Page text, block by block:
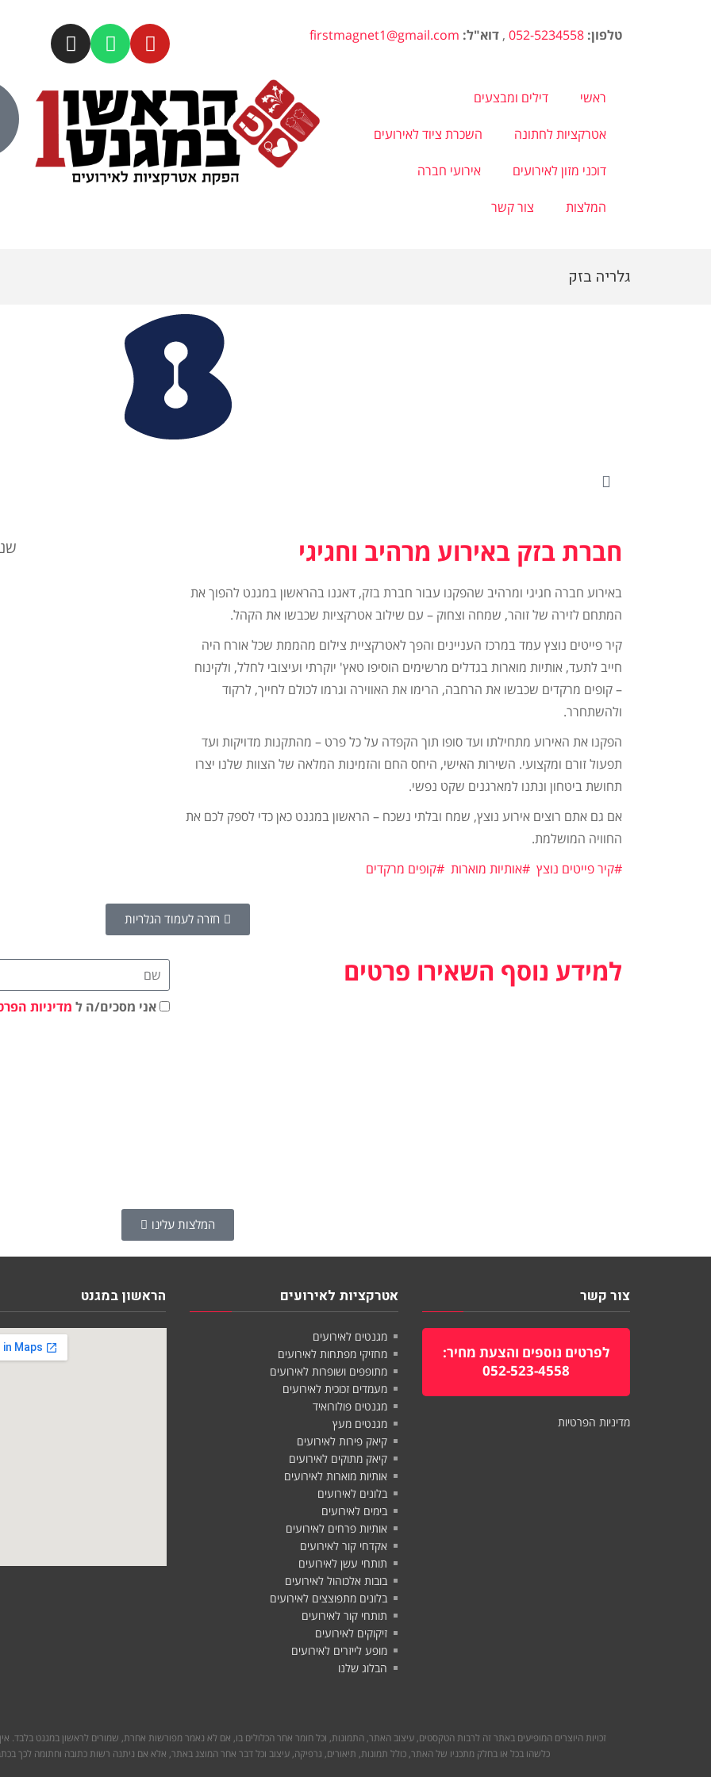
טלפון: 052-5234558
, דוא"ל: firstmagnet1@gmail.com
ראשי דילים ומבצעים
אטרקציות לחתונה השכרת ציוד לאירועים
דוכני מזון לאירועים אירועי חברה
המלצות צור קשר
גלריה בזק
חברת בזק באירוע מרהיב וחגיגי
באירוע חברה חגיגי ומרהיב שהפקנו עבור חברת בזק, דאגנו בהראשון במגנט להפוך את
המתחם לזירה של זוהר, שמחה וצחוק – עם שילוב אטרקציות שכבשו את הקהל.
קיר פייטים נוצץ עמד במרכז העניינים והפך לאטרקציית צילום מהממת שכל אורח היה
חייב לתעד, אותיות מוארות בגדלים מרשימים הוסיפו טאץ' יוקרתי ועיצובי לחלל, ולקינוח
– קופים מרקדים שכבשו את הרחבה, הרימו את האווירה וגרמו לכולם לחייך, לרקוד
ולהשתחרר.
הפקנו את האירוע מתחילתו ועד סופו תוך הקפדה על כל פרט – מהתקנות מדויקות ועד
תפעול זורם ומקצועי. השירות האישי, היחס החם והזמינות המלאה של הצוות שלנו יצרו
תחושת ביטחון ונתנו למארגנים שקט נפשי.
אם גם אתם רוצים אירוע נוצץ, שמח ובלתי נשכח – הראשון במגנט כאן כדי לספק לכם את
החוויה המושלמת.
#קיר פייטים נוצץ #אותיות מוארות #קופים מרקדים
חזרה לעמוד הגלריות
למידע נוסף השאירו פרטים
אני מסכים/ה ל מדיניות
המלצות עלינו
צור קשר
לפרטים נוספים והצעת מחיר:
052-523-4558
מדיניות הפרטיות
אטרקציות לאירועים
מגנטים לאירועים
מחזיקי מפתחות לאירועים
מתופפים ושופרות לאירועים
מעמדים זכוכית לאירועים
מגנטים פולורואיד
מגנטים מעץ
קיאק פירות לאירועים
קיאק מתוקים לאירועים
אותיות מוארות לאירועים
בלונים לאירועים
בימים לאירועים
אותיות פרחים לאירועים
אקדחי קור לאירועים
תותחי עשן לאירועים
בובות אלכוהול לאירועים
בלונים מתפוצצים לאירועים
תותחי קור לאירועים
זיקוקים לאירועים
מופע לייזרים לאירועים
הבלוג שלנו
הראשון במגנט
זכויות היוצרים המופיעים באתר זה לרבות הטקסטים, עיצוב האתר, התמונות, וכל חומר אחר הכלולים בו, אם לא נאמר מפורשות אחרת, שמורים לראשון במגנט
כלשהו בכל או בחלק מתכניו של האתר, כולל תמונות, תיאורים, גרפיקה, עיצוב וכל דבר אחר המוצג באתר, אלא אם ניתנה רשות כתובה וחתומה לכך